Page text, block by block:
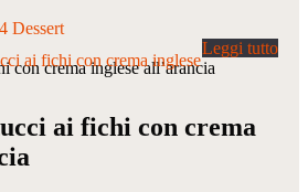
Dessert
con crema inglese all’arancia
ai fichi con crema